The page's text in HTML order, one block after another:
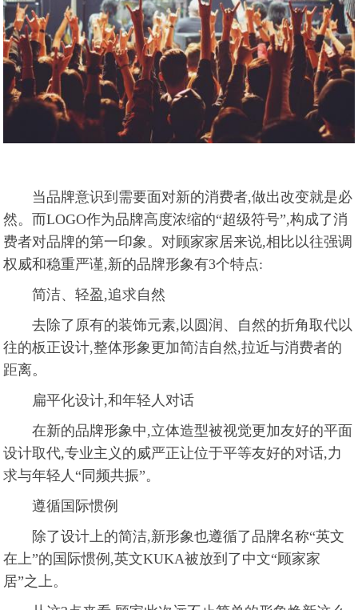
当品牌意识到需要面对新的消费者,做出改变就是必
然。而LOGO作为品牌高度浓缩的“超级符号”,构成了消
费者对品牌的第一印象。对顾家家居来说,相比以往强调
权威和稳重严谨,新的品牌形象有3个特点:
简洁、轻盈,追求自然
去除了原有的装饰元素,以圆润、自然的折角取代以
往的板正设计,整体形象更加简洁自然,拉近与消费者的
距离。
扁平化设计,和年轻人对话
在新的品牌形象中,立体造型被视觉更加友好的平面
设计取代,专业主义的威严正让位于平等友好的对话,力
求与年轻人“同频共振”。
遵循国际惯例
除了设计上的简洁,新形象也遵循了品牌名称“英文
在上”的国际惯例,英文KUKA被放到了中文“顾家家
居”之上。